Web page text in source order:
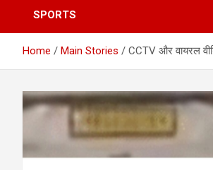
SPORTS
Home Main Stories CCTV और वायरल